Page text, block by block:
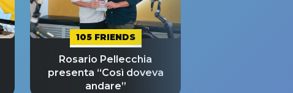
105 FRIENDS
Rosario Pellecchia
presenta “Così doveva
andare”